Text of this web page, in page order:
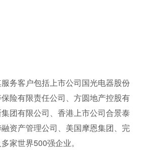
务客户包括上市公司国光电器股份
险有限责任公司、方圆地产控股有
团有限公司、香港上市公司合景泰
资产管理公司、美国摩恩集团、完
家世界500强企业。